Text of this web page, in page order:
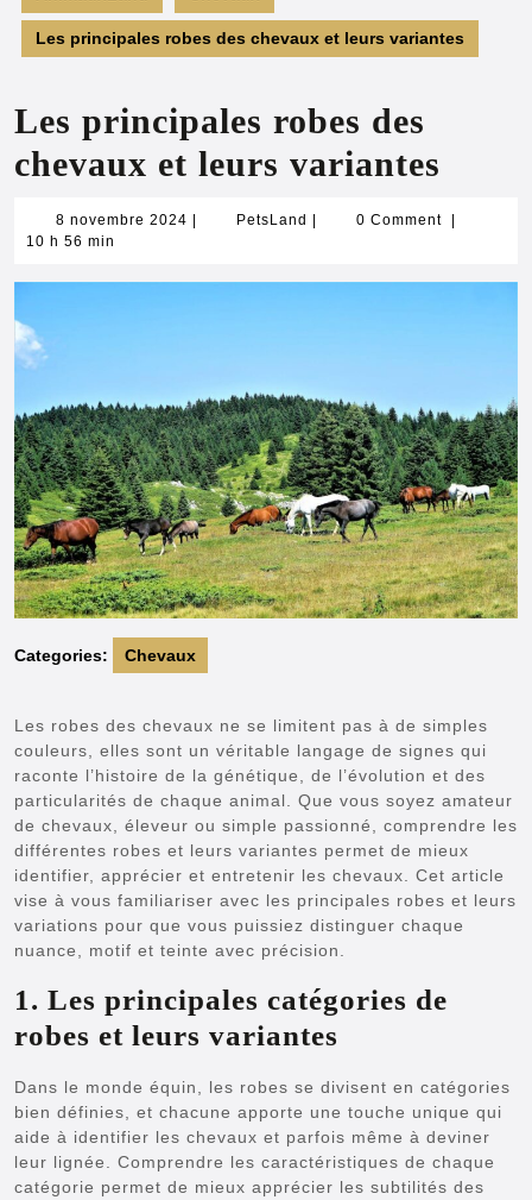
Les principales robes des chevaux et leurs variantes
Les principales robes des
chevaux et leurs variantes
8 novembre 2024 8
PetsLand PetsLand0 Comment
10 h 56 min
Categories: Chevaux
Les robes des chevaux ne se limitent pas à de simples
couleurs, elles sont un véritable langage de signes qui
raconte l’histoire de la génétique, de l’évolution et des
particularités de chaque animal. Que vous soyez amateur
de chevaux, éleveur ou simple passionné, comprendre les
différentes robes et leurs variantes permet de mieux
identifier, apprécier et entretenir les chevaux. Cet article
vise à vous familiariser avec les principales robes et leurs
variations pour que vous puissiez distinguer chaque
nuance, motif et teinte avec précision.
1. Les principales catégories de
robes et leurs variantes
Dans le monde équin, les robes se divisent en catégories
bien définies, et chacune apporte une touche unique qui
aide à identifier les chevaux et parfois même à deviner
leur lignée. Comprendre les caractéristiques de chaque
catégorie permet de mieux apprécier les subtilités des